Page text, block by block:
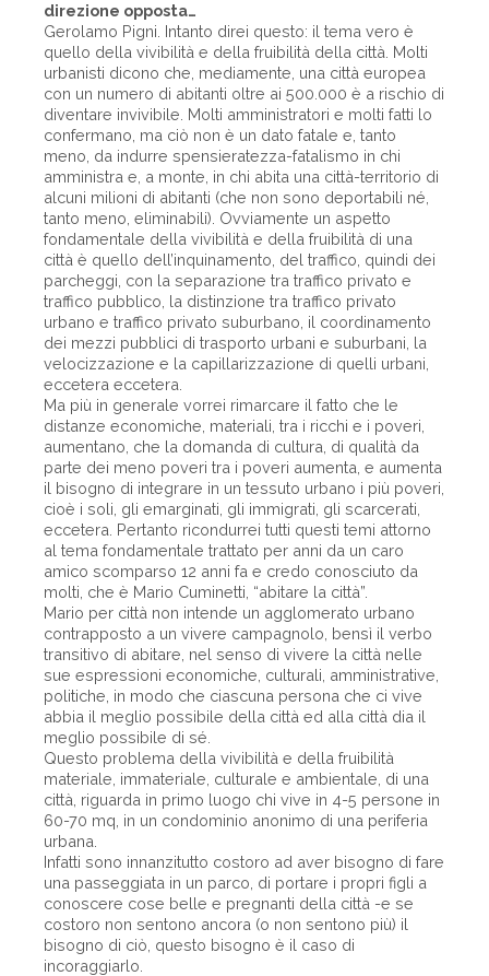
direzione opposta…
Gerolamo Pigni. Intanto direi questo: il tema vero è
quello della vivibilità e della fruibilità della città. Molti
urbanisti dicono che, mediamente, una città europea
con un numero di abitanti oltre ai 500.000 è a rischio di
diventare invivibile. Molti amministratori e molti fatti lo
confermano, ma ciò non è un dato fatale e, tanto
meno, da indurre spensieratezza-fatalismo in chi
amministra e, a monte, in chi abita una città-territorio di
alcuni milioni di abitanti (che non sono deportabili né,
tanto meno, eliminabili). Ovviamente un aspetto
fondamentale della vivibilità e della fruibilità di una
città è quello dell’inquinamento, del traffico, quindi dei
parcheggi, con la separazione tra traffico privato e
traffico pubblico, la distinzione tra traffico privato
urbano e traffico privato suburbano, il coordinamento
dei mezzi pubblici di trasporto urbani e suburbani, la
velocizzazione e la capillarizzazione di quelli urbani,
eccetera eccetera.
Ma più in generale vorrei rimarcare il fatto che le
distanze economiche, materiali, tra i ricchi e i poveri,
aumentano, che la domanda di cultura, di qualità da
parte dei meno poveri tra i poveri aumenta, e aumenta
il bisogno di integrare in un tessuto urbano i più poveri,
cioè i soli, gli emarginati, gli immigrati, gli scarcerati,
eccetera. Pertanto ricondurrei tutti questi temi attorno
al tema fondamentale trattato per anni da un caro
amico scomparso 12 anni fa e credo conosciuto da
molti, che è Mario Cuminetti, “abitare la città”.
Mario per città non intende un agglomerato urbano
contrapposto a un vivere campagnolo, bensì il verbo
transitivo di abitare, nel senso di vivere la città nelle
sue espressioni economiche, culturali, amministrative,
politiche, in modo che ciascuna persona che ci vive
abbia il meglio possibile della città ed alla città dia il
meglio possibile di sé.
Questo problema della vivibilità e della fruibilità
materiale, immateriale, culturale e ambientale, di una
città, riguarda in primo luogo chi vive in 4-5 persone in
60-70 mq, in un condominio anonimo di una periferia
urbana.
Infatti sono innanzitutto costoro ad aver bisogno di fare
una passeggiata in un parco, di portare i propri figli a
conoscere cose belle e pregnanti della città -e se
costoro non sentono ancora (o non sentono più) il
bisogno di ciò, questo bisogno è il caso di
incoraggiarlo.